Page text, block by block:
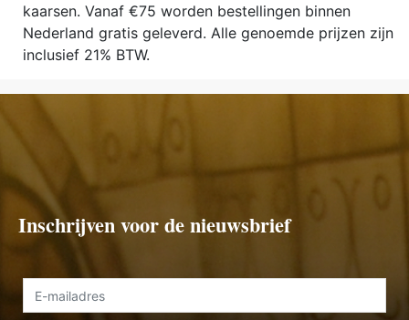
kaarsen. Vanaf €75 worden bestellingen binnen
Nederland gratis geleverd. Alle genoemde prijzen zijn
inclusief 21% BTW.
Inschrijven voor de nieuwsbrief